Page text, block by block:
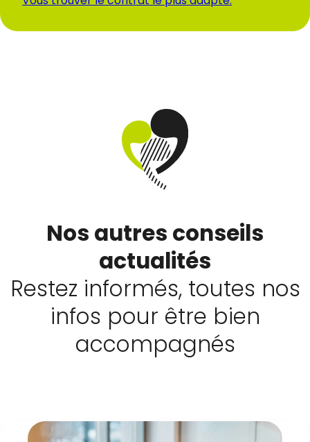
Nos autres conseils
actualités
Restez informés, toutes nos
infos pour être bien
accompagnés